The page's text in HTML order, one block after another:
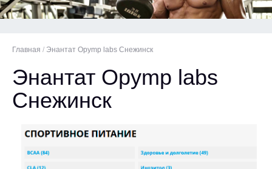
Главная / Энантат Opymp labs Снежинск
Энантат Opymp labs
Снежинск